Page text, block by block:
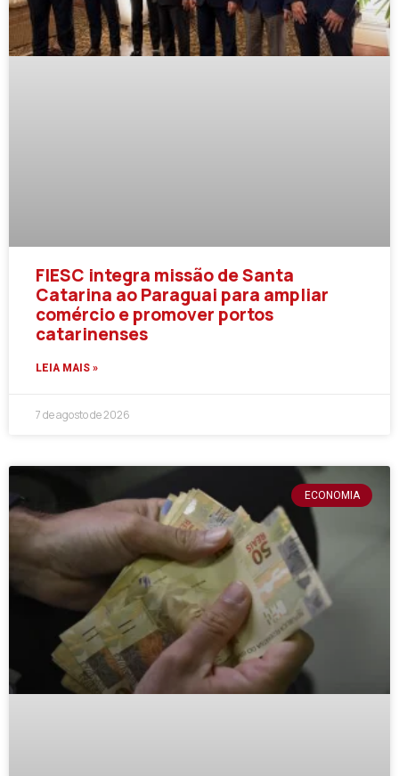
FIESC integra missão de Santa
Catarina ao Paraguai para ampliar
comércio e promover portos
catarinenses
LEIA MAIS »
7 de agosto de 2026
ECONOMIA